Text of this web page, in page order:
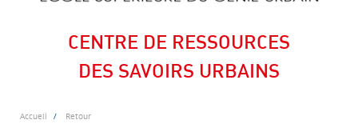
CENTRE DE RESSOURCES
DES SAVOIRS URBAINS
Accueil Retour